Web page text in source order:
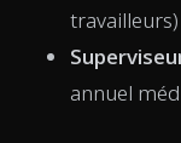
annuel